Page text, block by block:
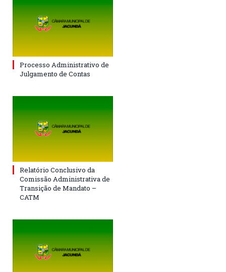
Processo Administrativo de
Julgamento de Contas
Relatório Conclusivo da
Comissão Administrativa de
Transição de Mandato –
CATM